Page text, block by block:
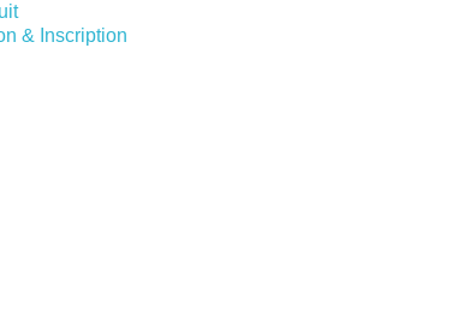
& Inscription